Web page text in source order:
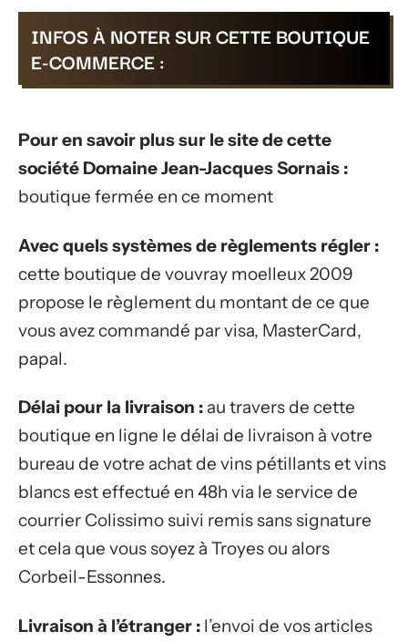
INFOS À NOTER SUR CETTE BOUTIQUE
E-COMMERCE :
Pour en savoir plus sur le site de cette
société Domaine Jean-Jacques Sornais :
boutique fermée en ce moment
Avec quels systèmes de règlements régler :
cette boutique de vouvray moelleux 2009
propose le règlement du montant de ce que
vous avez commandé par visa, MasterCard,
papal.
Délai pour la livraison : au travers de cette
boutique en ligne le délai de livraison à votre
bureau de votre achat de vins pétillants et vins
blancs est effectué en 48h via le service de
courrier Colissimo suivi remis sans signature
et cela que vous soyez à Troyes ou alors
Corbeil-Essonnes.
Livraison à l’étranger : l’envoi de vos articles